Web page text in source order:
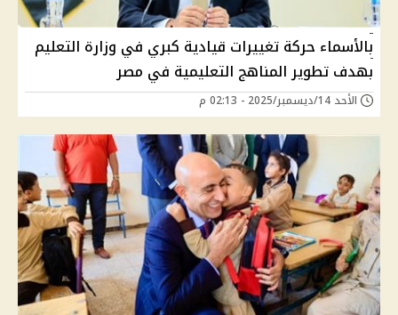
بالأسماء حركة تغييرات قيادية كبري في وزارة التعليم
بهدف تطوير المناهج التعليمية في مصر
الأحد 14/ديسمبر/2025 - 02:13 م